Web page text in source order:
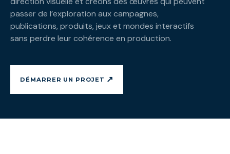
passer de l’exploration aux campagnes,
publications, produits, jeux et mondes interactifs
sans perdre leur cohérence en production.
DÉMARRER UN PROJET ↗